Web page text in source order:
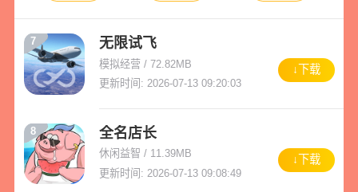
7 无限试飞
模拟经营 / 72.82MB
更新时间: 2026-07-13 09:20:03
↓下载
8 全名店长
休闲益智 / 11.39MB
更新时间: 2026-07-13 09:08:49
↓下载